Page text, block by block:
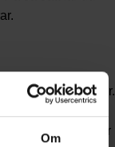
Om
något som passar.
har något för
får dina möbler när